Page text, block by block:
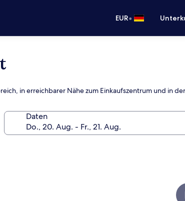
EUR•
in erreichbarer Nähe zum Einkaufszentrum und in
Daten